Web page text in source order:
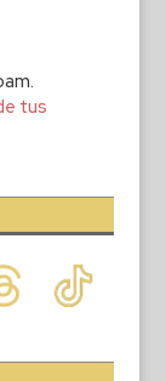
tus